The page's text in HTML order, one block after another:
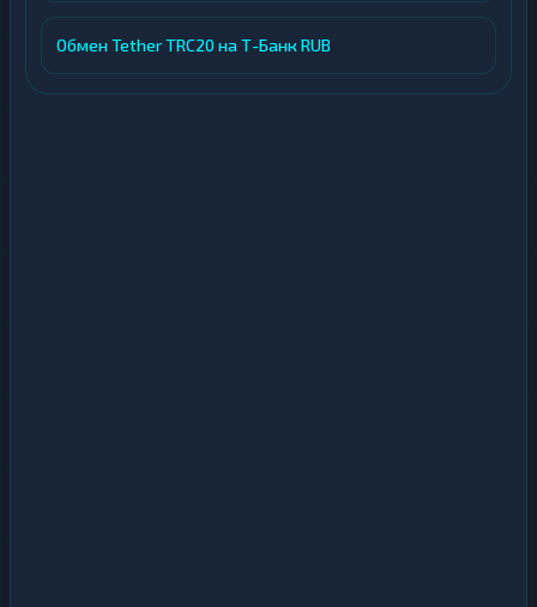
Обмен Tether TRC20 на Т-Банк RUB